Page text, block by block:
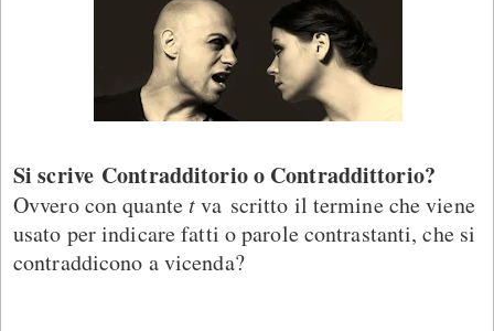
Si scrive Contradditorio o Contraddittorio?
Ovvero con quantetva scritto il termine che viene
usato per indicare fatti o parole contrastanti, che si
contraddicono a vicenda?